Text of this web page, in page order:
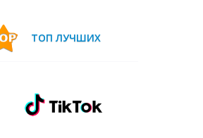
ТОП ЛУЧШИХ